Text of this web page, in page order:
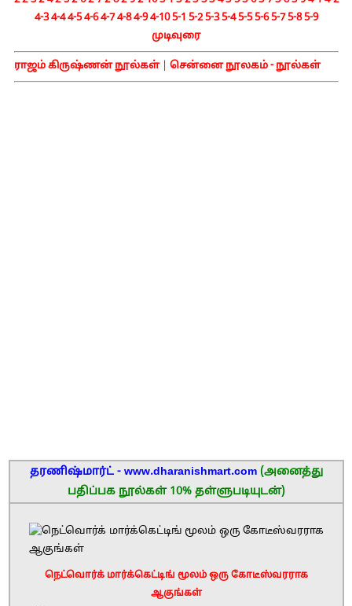
4-34-44-54-64-74-84-94-105-1 5-25-35-45-55-65-75-85-9
முடிவுரை
ராஜம் கிருஷ்ணன் நூல்கள்| சென்னை நூலகம் - நூல்கள்
தரணிஷ்மார்ட் - www.dharanishmart.com (அனைத்து
பதிப்பக நூல்கள் 10% தள்ளுபடியுடன்)
நெட்வொர்க் மார்க்கெட்டிங் மூலம் ஒரு கோடீஸ்வரராக
ஆகுங்கள்